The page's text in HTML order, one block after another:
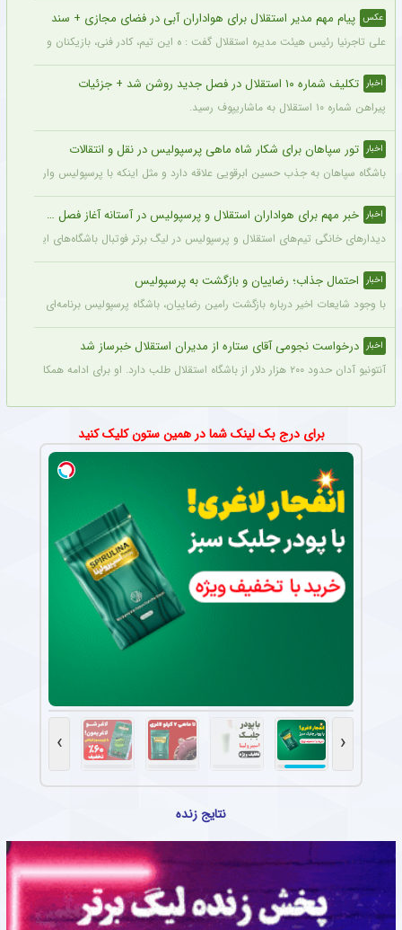
عکس پیام مهم مدیر استقلال برای هواداران آبی در فضای مجازی + سند
علی تاجرنیا رئیس هیئت مدیره استقلال گفت : ه این تیم، کادر فنی، بازیکنان و مسیری
اخبار تکلیف شماره ۱۰ استقلال در فصل جدید روشن شد + جزئیات
پیراهن شماره ۱۰ استقلال به ماشاریپوف رسید.
اخبار تور سپاهان برای شکار شاه ماهی پرسپولیس در نقل و انتقالات
باشگاه سپاهان به جذب حسین ابرقویی علاقه دارد و مثل اینکه با پرسپولیس وارد
اخبار خبر مهم برای هواداران استقلال و پرسپولیس در آستانه آغاز فصل جدید
دیدارهای خانگی تیم‌های استقلال و پرسپولیس در لیگ برتر فوتبال باشگاه‌های ایران در
اخبار احتمال جذاب؛ رضاییان و بازگشت به پرسپولیس
با وجود شایعات اخیر درباره بازگشت رامین رضاییان، باشگاه پرسپولیس برنامه‌ای برای
اخبار درخواست نجومی آقای ستاره از مدیران استقلال خبرساز شد
آنتونیو آدان حدود ۲۰۰ هزار دلار از باشگاه استقلال طلب دارد. او برای ادامه همکاری حاضر شد نیمی از آن را ببخشد اما او برای قرارداد فصل جدید، مبلغی در حدود ۶۰۰ هزار دلار طلب کرد.
برای درج بک لینک شما در همین ستون کلیک کنید
‹
›
نتایج زنده